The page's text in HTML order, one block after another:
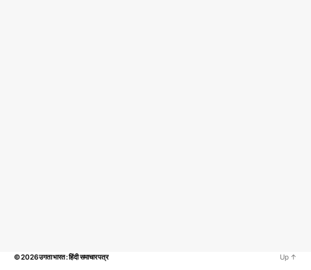
© 2026उगता भारत : हिंदी समाचार पत्र Up ↑